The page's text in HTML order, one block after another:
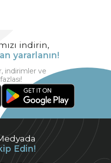
Edin!
indirin,
yararlanın!
indirimler ve